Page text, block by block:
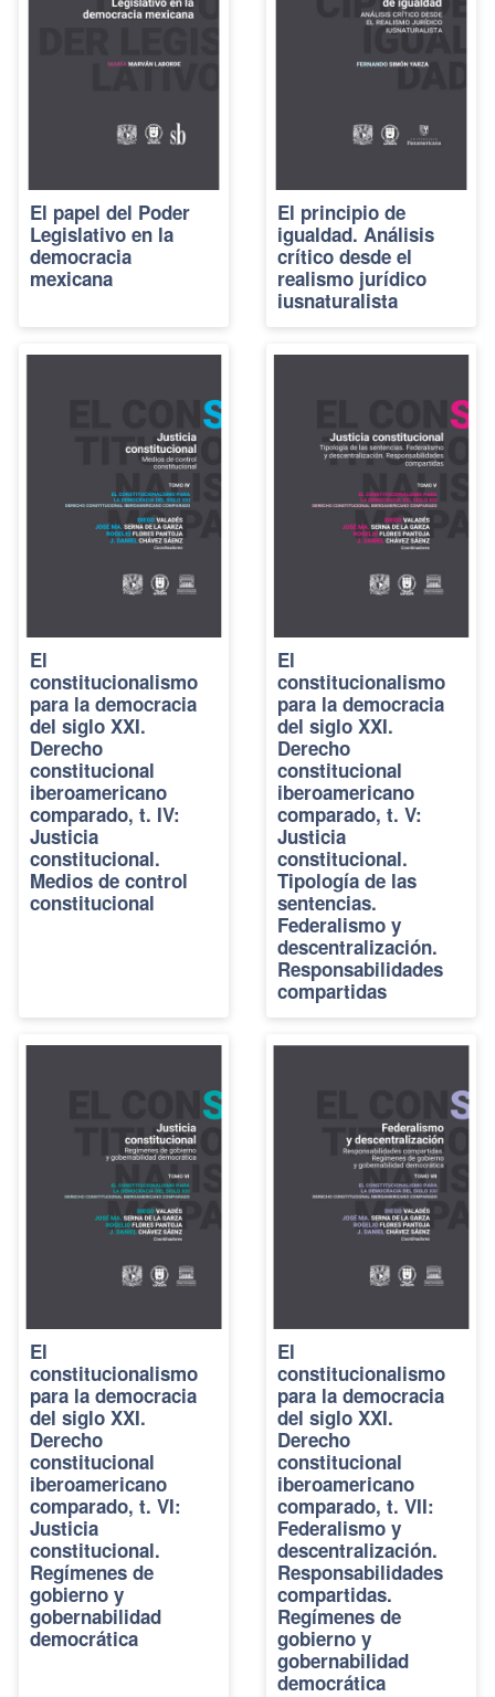
El papel del Poder
Legislativo en la
democracia
mexicana
El principio de
igualdad. Análisis
crítico desde el
realismo jurídico
iusnaturalista
El
constitucionalismo
para la democracia
del siglo XXI.
Derecho
constitucional
iberoamericano
comparado, t. IV:
Justicia
constitucional.
Medios de control
constitucional
El
constitucionalismo
para la democracia
del siglo XXI.
Derecho
constitucional
iberoamericano
comparado, t. V:
Justicia
constitucional.
Tipología de las
sentencias.
Federalismo y
descentralización.
Responsabilidades
compartidas
El
constitucionalismo
para la democracia
del siglo XXI.
Derecho
constitucional
iberoamericano
comparado, t. VI:
Justicia
constitucional.
Regímenes de
gobierno y
gobernabilidad
democrática
El
constitucionalismo
para la democracia
del siglo XXI.
Derecho
constitucional
iberoamericano
comparado, t. VII:
Federalismo y
descentralización.
Responsabilidades
compartidas.
Regímenes de
gobierno y
gobernabilidad
democrática